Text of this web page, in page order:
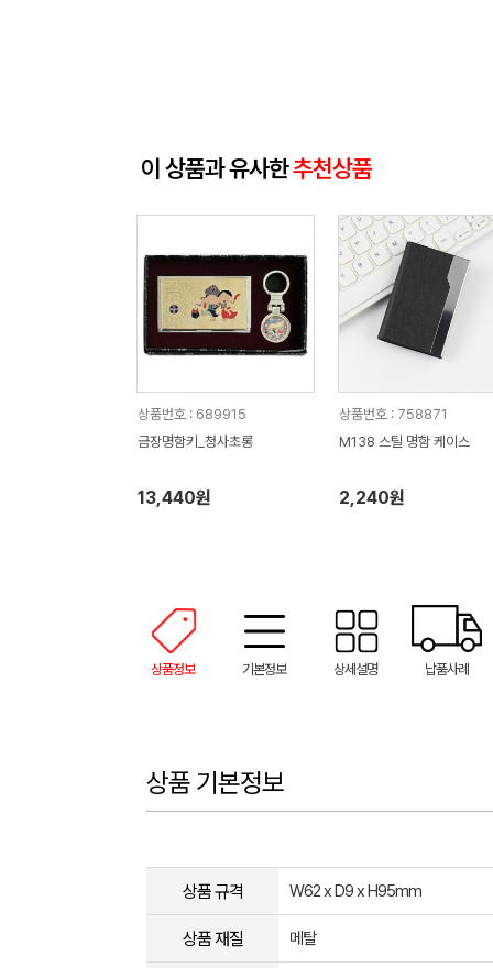
이 상품과 유사한추천상품
상품번호 : 689915
금장명함키_청사초롱
13,440원
상품번호 : 758871
M138 스틸 명함 케이스
2,240원
상품정보 기본정보 상세설명 납품사례
상품 기본정보
상품 규격 W62 x D9 x H95mm
상품 재질 메탈